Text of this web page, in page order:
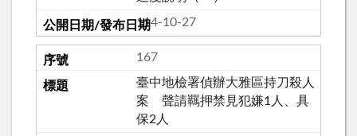
114-10-27
167
臺中地檢署偵辦大雅區持刀殺人
案 聲請羈押禁見犯嫌1人、具
保2人